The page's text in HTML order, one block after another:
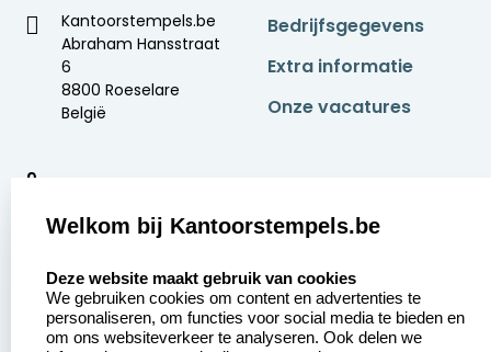
Kantoorstempels.be
Abraham Hansstraat
6
8800 Roeselare
België
9
Bedrijfsgegevens
Extra informatie
Onze vacatures
Aanvraag op maat
Contact opnemen
Welkom bij Kantoorstempels.be
Deze website maakt gebruik van cookies
We gebruiken cookies om content en advertenties te
personaliseren, om functies voor social media te bieden en
om ons websiteverkeer te analyseren. Ook delen we